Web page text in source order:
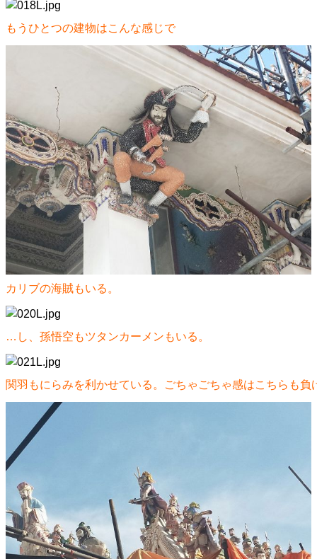
もうひとつの建物はこんな感じで
カリブの海賊もいる。
…し、孫悟空もツタンカーメンもいる。
関羽もにらみを利かせている。ごちゃごちゃ感はこちらも負